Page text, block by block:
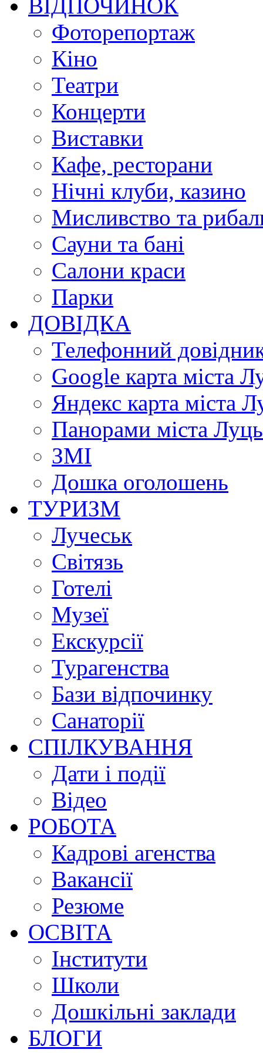
ВІДПОЧИНОК
Фоторепортаж
Кіно
Театри
Концерти
Виставки
Кафе, ресторани
Нічні клуби, казино
Мисливство та
Сауни та бані
Салони краси
Парки
ДОВІДКА
Телефонний
Google карта міста
Яндекс карта міста
Панорами міста
ЗМІ
Дошка оголошень
ТУРИЗМ
Лучеськ
Світязь
Готелі
Музеї
Екскурсії
Турагенства
Бази відпочинку
Санаторії
СПІЛКУВАННЯ
Дати і події
Відео
РОБОТА
Кадрові агенства
Вакансії
Резюме
ОСВІТА
Інститути
Школи
Дошкільні заклади
БЛОГИ